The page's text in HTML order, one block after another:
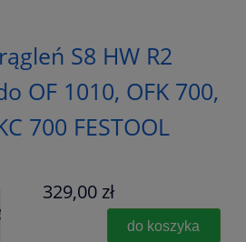
S8 HW R2
OF 1010, OFK 700,
700 FESTOOL
329,00 zł
do koszyka